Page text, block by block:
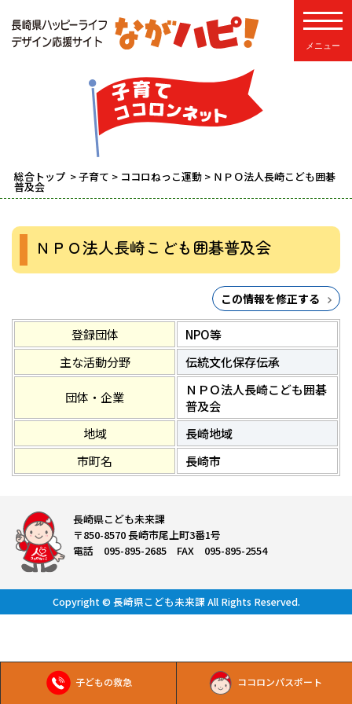
子どもの救急 ココロンパスポート
総合トップ >子育て > ココロねっこ運動 > ＮＰＯ法人長崎こども囲碁
普及会
ＮＰＯ法人長崎こども囲碁普及会
この情報を修正する
登録団体
NPO等
主な活動分野
伝統文化保存伝承
団体・企業
ＮＰＯ法人長崎こども囲碁
普及会
地域
長崎地域
市町名
長崎市
長崎県こども未来課
〒850-8570 長崎市尾上町3番1号
電話 095-895-2685 FAX 095-895-2554
Copyright © 長崎県こども未来課 All Rights Reserved.